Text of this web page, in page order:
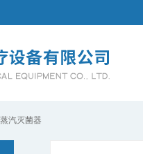
汽灭菌器